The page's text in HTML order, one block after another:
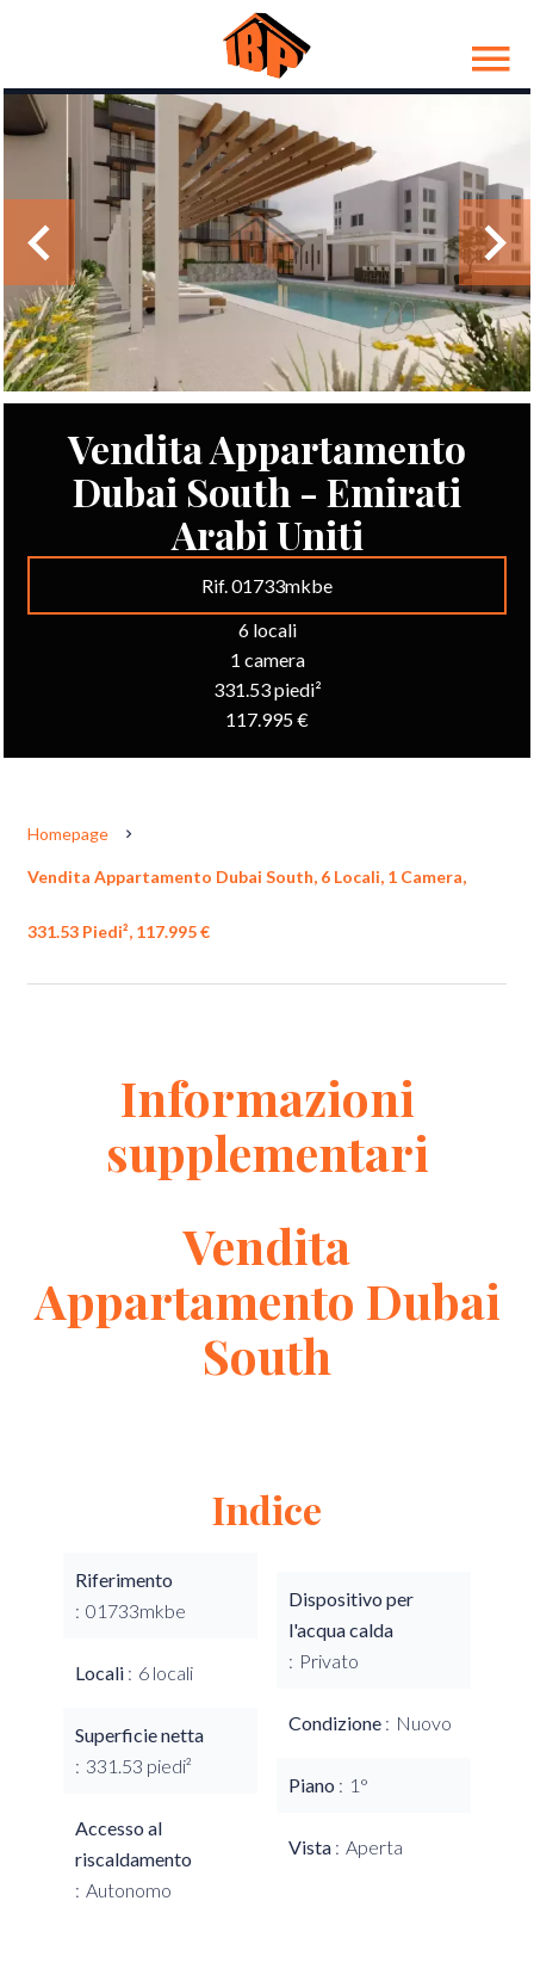
Vendita Appartamento
Dubai South - Emirati
Arabi Uniti
Rif. 01733mkbe
6 locali
1 camera
331.53 piedi²
117.995 €
Homepage
Vendita Appartamento Dubai South, 6 Locali, 1 Camera,
331.53 Piedi², 117.995 €
Informazioni
supplementari
Vendita
Appartamento Dubai
South
Indice
Riferimento
01733mkbe
Locali 6 locali
Superficie netta
331.53 piedi²
Accesso al
riscaldamento
Autonomo
Dispositivo per
l'acqua calda
Privato
Condizione Nuovo
Piano 1°
Vista Aperta